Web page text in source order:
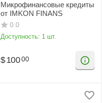
Микрофинансовые кредиты
от IMKON FINANS
0.0
Доступность: 1 шт.
$100 00